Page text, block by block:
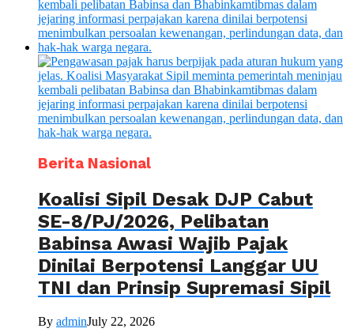
Berita Nasional
Koalisi Sipil Desak DJP Cabut
SE-8/PJ/2026, Pelibatan
Babinsa Awasi Wajib Pajak
Dinilai Berpotensi Langgar UU
TNI dan Prinsip Supremasi Sipil
By adminJuly 22, 2026